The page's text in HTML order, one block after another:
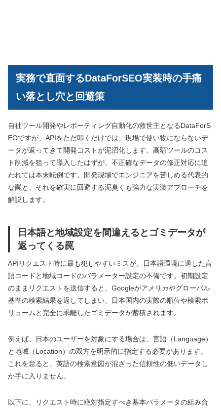
実務で直面するDataForSEO実装時の手痛
い落とし穴と回避策
自社ツール開発やレポーティング自動化の救世主となるDataForS
EOですが、APIをただ叩くだけでは、現場で使い物にならないデ
ータが返ってきて開発コストが泥沼化します。高額ツールのコス
ト削減を狙って導入したはずが、不正確なデータの修正対応に追
われては本末転倒です。開発現場でエンジニアを苦しめる代表的
な罠と、それを確実に回避する泥臭くも強力な実装アプローチを
解説します。
日本語と地域設定を間違えるとゴミデータが
返ってくる罠
APIリクエスト時に最も犯しやすいミスが、日本語環境に適した言
語コードと地域コードのパラメーター設定の不備です。初期設定
のままリクエストを送信すると、Googleがアメリカやグローバル
基準の検索結果を返してしまい、日本国内の実際の順位や検索ボ
リュームと完全に乖離したゴミデータが蓄積されます。
例えば、日本のユーザーを対象にする場合は、言語（Language）
と地域（Location）の双方を明示的に指定する必要があります。
これを怠ると、英語の検索意図が混ざった信頼性の低いデータし
か手に入りません。
以下に、リクエスト時に絶対指定すべき基本パラメータの組み合